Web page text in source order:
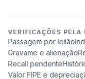
VERIFICAÇÕES PELA
Passagem por leilão
Gravame e alienação
Recall pendente
Valor FIPE e